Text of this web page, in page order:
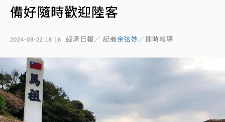
備好隨時歡迎陸客
2024-08-22 18:16 經濟日報／ 記者余弦妙／即時報導